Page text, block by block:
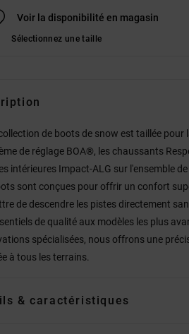
Voir la disponibilité en magasin
Sélectionnez une taille
de boots de snow est taillée pour
de réglage BOA®, les chaussants
intérieures Impact-ALG sur l'ensemble
sont conçues pour offrir un confort
de descendre les pistes directement
de qualité aux modèles les plus
spécialisées, nous offrons une
à tous les terrains.
& caractéristiques